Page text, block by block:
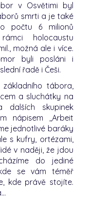
v Osvětimi byl
smrti a je také
počtu 6 milionů
holocaustu
možná ale i více.
byli posláni i
řadě i Češi.
tábora,
a sluchátky na
skupinek
nápisem ,,Arbeit
jednotlivé baráky
s kufry, ortézami,
v naději, že jdou
do jediné
se vám téměř
kde právě stojíte.